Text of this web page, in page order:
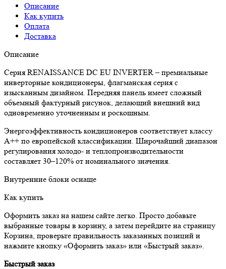
Описание
Как купить
Оплата
Доставка
Описание
Серия RENAISSANCE DC EU INVERTER – премиальные
инверторные кондиционеры, флагманская серия с
изысканным дизайном. Передняя панель имеет сложный
объемный фактурный рисунок, делающий внешний вид
одновременно уточненным и роскошным.
Энергоэффективность кондиционеров соответствует классу
А++ по европейской классификации. Широчайший диапазон
регулирования холодо- и теплопроизводительности
составляет 30–120% от номинального значения.
Внутренние блоки оснаще
Как купить
Оформить заказ на нашем сайте легко. Просто добавьте
выбранные товары в корзину, а затем перейдите на страницу
Корзина, проверьте правильность заказанных позиций и
нажмите кнопку «Оформить заказ» или «Быстрый заказ».
Быстрый заказ